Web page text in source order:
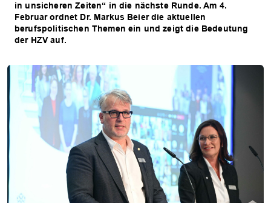
in unsicheren Zeiten“ in die nächste Runde. Am 4.
Februar ordnet Dr. Markus Beier die aktuellen
berufspolitischen Themen ein und zeigt die Bedeutung
der HZV auf.